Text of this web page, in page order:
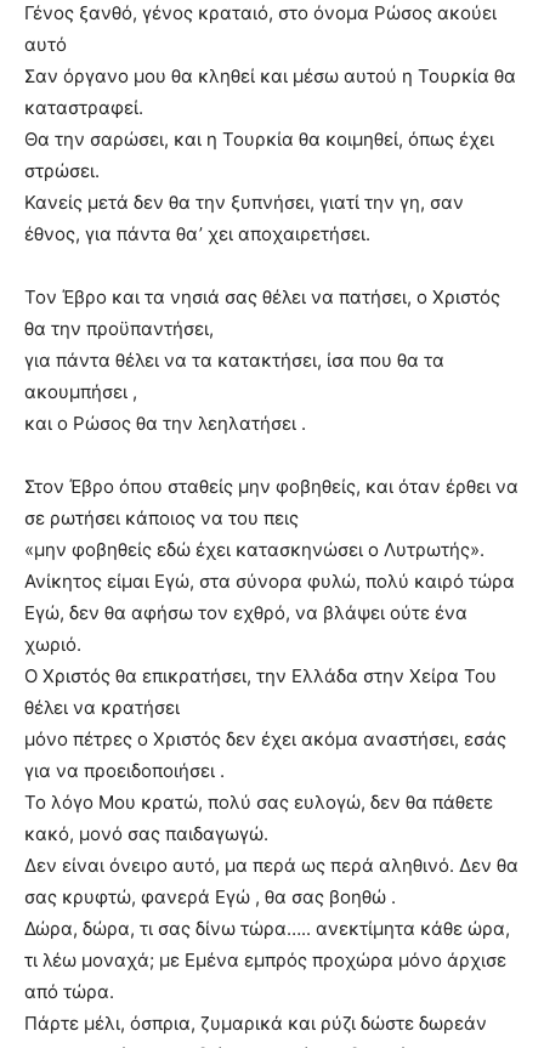
Γένος ξανθό, γένος κραταιό, στο όνομα Ρώσος ακούει
αυτό
Σαν όργανο μου θα κληθεί και μέσω αυτού η Τουρκία θα
καταστραφεί.
Θα την σαρώσει, και η Τουρκία θα κοιμηθεί, όπως έχει
στρώσει.
Κανείς μετά δεν θα την ξυπνήσει, γιατί την γη, σαν
έθνος, για πάντα θα’ χει αποχαιρετήσει.
Τον Έβρο και τα νησιά σας θέλει να πατήσει, ο Χριστός
θα την προϋπαντήσει,
για πάντα θέλει να τα κατακτήσει, ίσα που θα τα
ακουμπήσει ,
και ο Ρώσος θα την λεηλατήσει .
Στον Έβρο όπου σταθείς μην φοβηθείς, και όταν έρθει να
σε ρωτήσει κάποιος να του πεις
«μην φοβηθείς εδώ έχει κατασκηνώσει ο Λυτρωτής».
Ανίκητος είμαι Εγώ, στα σύνορα φυλώ, πολύ καιρό τώρα
Εγώ, δεν θα αφήσω τον εχθρό, να βλάψει ούτε ένα
χωριό.
Ο Χριστός θα επικρατήσει, την Ελλάδα στην Χείρα Του
θέλει να κρατήσει
μόνο πέτρες ο Χριστός δεν έχει ακόμα αναστήσει, εσάς
για να προειδοποιήσει .
Το λόγο Μου κρατώ, πολύ σας ευλογώ, δεν θα πάθετε
κακό, μονό σας παιδαγωγώ.
Δεν είναι όνειρο αυτό, μα περά ως περά αληθινό. Δεν θα
σας κρυφτώ, φανερά Εγώ , θα σας βοηθώ .
Δώρα, δώρα, τι σας δίνω τώρα….. ανεκτίμητα κάθε ώρα,
τι λέω μοναχά; με Eμένα εμπρός προχώρα μόνο άρχισε
από τώρα.
Πάρτε μέλι, όσπρια, ζυμαρικά και ρύζι δώστε δωρεάν